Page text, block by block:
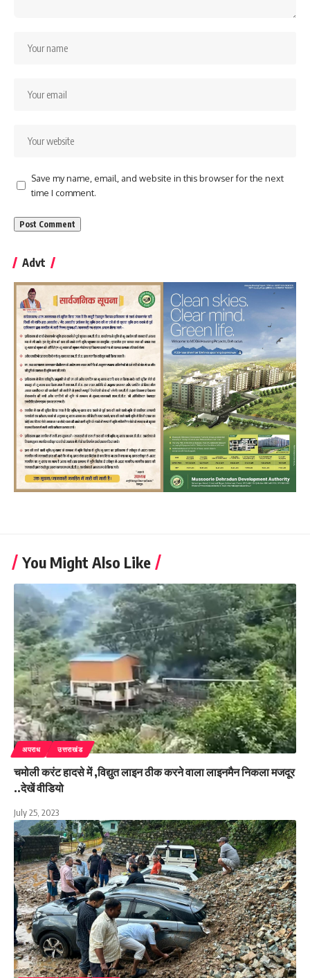
Save my name, email, and website in this browser for the next
time I comment.
Advt
You Might Also Like
अपराध उत्तराखंड
चमोली करंट हादसे में ,विद्युत लाइन ठीक करने वाला लाइनमैन निकला मजदूर
..देखें वीडियो
July 25, 2023